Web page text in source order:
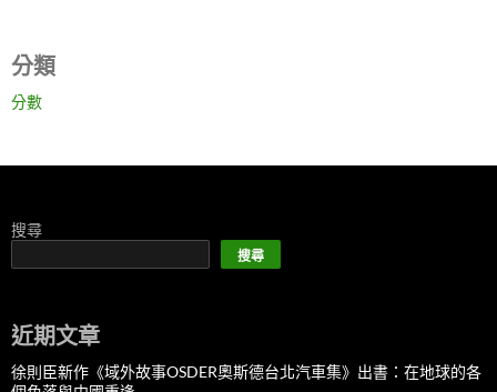
分類
分數
搜尋
搜尋
近期文章
徐則臣新作《域外故事OSDER奧斯德台北汽車集》出書：在地球的各